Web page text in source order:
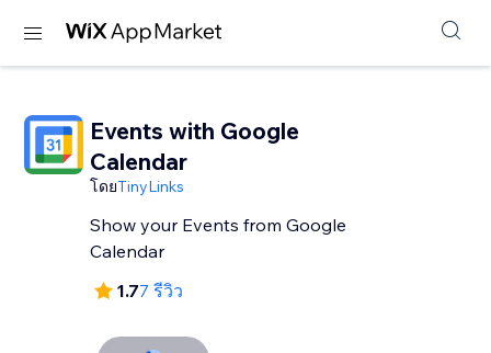
Events with Google
Calendar
โดยTinyLinks
Show your Events from Google
Calendar
1.77 รีวิว